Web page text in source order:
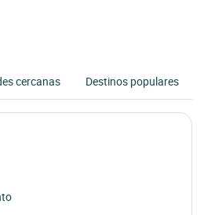
cercanas Destinos populares